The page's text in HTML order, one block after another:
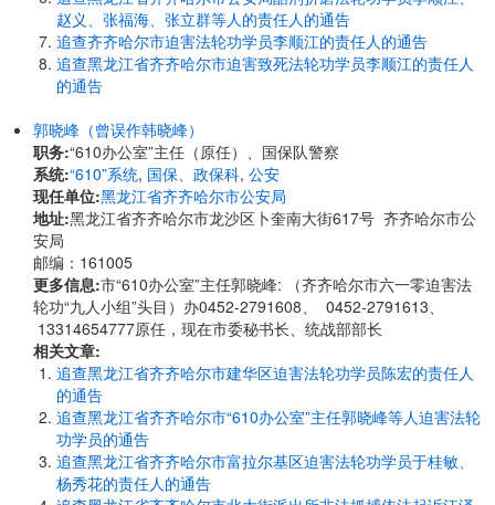
赵义、张福海、张立群等人的责任人的通告
追查齐齐哈尔市迫害法轮功学员李顺江的责任人的通告
追查黑龙江省齐齐哈尔市迫害致死法轮功学员李顺江的责任人
的通告
郭晓峰（曾误作韩晓峰）
职务:“610办公室”主任（原任）、国保队警察
系统:“610”系统, 国保、政保科, 公安
现任单位:黑龙江省齐齐哈尔市公安局
地址:黑龙江省齐齐哈尔市龙沙区卜奎南大街617号 齐齐哈尔市公
安局
邮编：161005
更多信息:市“610办公室”主任郭晓峰: （齐齐哈尔市六一零迫害法
轮功“九人小组”头目）办0452-2791608、 0452-2791613、
13314654777原任，现在市委秘书长、统战部部长
相关文章:
追查黑龙江省齐齐哈尔市建华区迫害法轮功学员陈宏的责任人
的通告
追查黑龙江省齐齐哈尔市“610办公室”主任郭晓峰等人迫害法轮
功学员的通告
追查黑龙江省齐齐哈尔市富拉尔基区迫害法轮功学员于桂敏、
杨秀花的责任人的通告